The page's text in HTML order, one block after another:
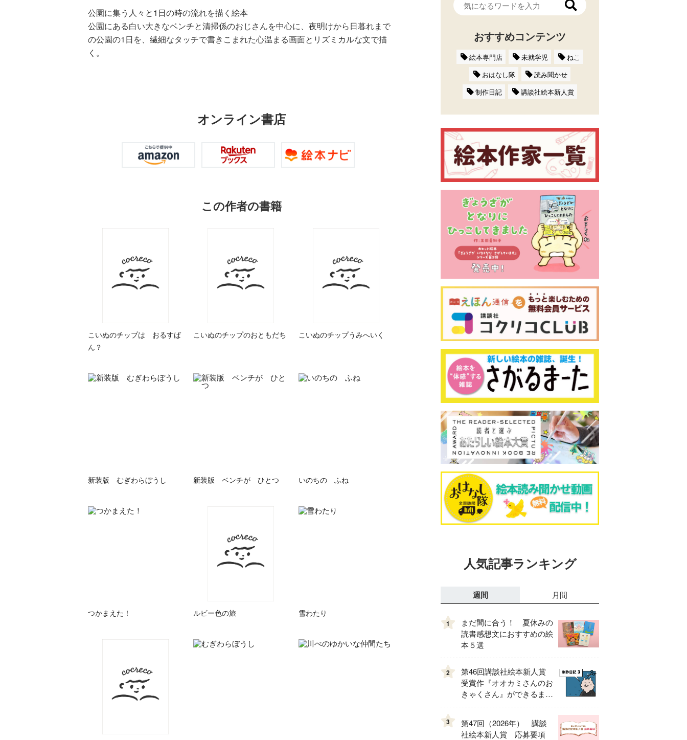
公園に集う人々と1日の時の流れを描く絵本
公園にある白い大きなベンチと清掃係のおじさんを中心に、夜明けから日暮れまで
の公園の1日を、繊細なタッチで書きこまれた心温まる画面とリズミカルな文で描
く。
オンライン書店
この作者の書籍
こいぬのチップは おるすば
ん？
こいぬのチップのおともだち こいぬのチップうみへいく
新装版 むぎわらぼうし 新装版 ベンチが ひとつ いのちの ふね
つかまえた！ ルビー色の旅 雪わたり
おすすめコンテンツ
絵本専門店 未就学児
ねこ
おはなし隊
読み聞かせ
制作日記
講談社絵本新人賞
人気記事ランキング
週間 月間
1
まだ間に合う！ 夏休みの
読書感想文におすすめの絵
本５選
2
第46回講談社絵本新人賞
受賞作『オオカミさんのお
きゃくさん』ができるまで
③
3
第47回（2026年） 講談
社絵本新人賞 応募要項